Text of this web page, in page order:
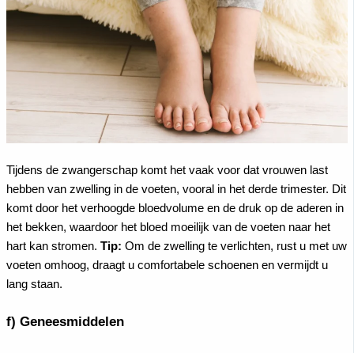
Tijdens de zwangerschap komt het vaak voor dat vrouwen last
hebben van zwelling in de voeten, vooral in het derde trimester. Dit
komt door het verhoogde bloedvolume en de druk op de aderen in
het bekken, waardoor het bloed moeilijk van de voeten naar het
hart kan stromen. Tip: Om de zwelling te verlichten, rust u met uw
voeten omhoog, draagt u comfortabele schoenen en vermijdt u
lang staan.
f) Geneesmiddelen